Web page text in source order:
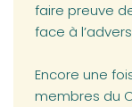
faire preuve
face à
Encore une
membres du